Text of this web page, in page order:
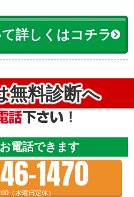
詳しくはコチラ
無料診断へ
電話できます
1470
（水曜日定休）